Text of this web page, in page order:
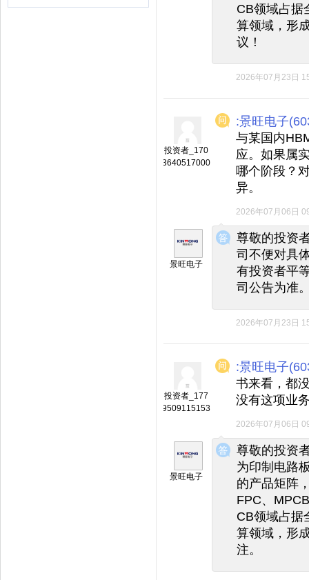
CB领域占据
算领域，形
议！
2026年07月23日
投资者_170
3640517000
:景旺电子
与某国内
应。如果属
哪个阶段？
异。
2026年07月06日
◆
◆
景旺电子
尊敬的投资
司不便对具
有投资者平
司公告为准
2026年07月23日
投资者_177
9509115153
:景旺电子
书来看，都
没有这项业
2026年07月06日
◆
◆
景旺电子
尊敬的投资
为印制电路
的产品矩阵
FPC、
CB领域占据
算领域，形
注。